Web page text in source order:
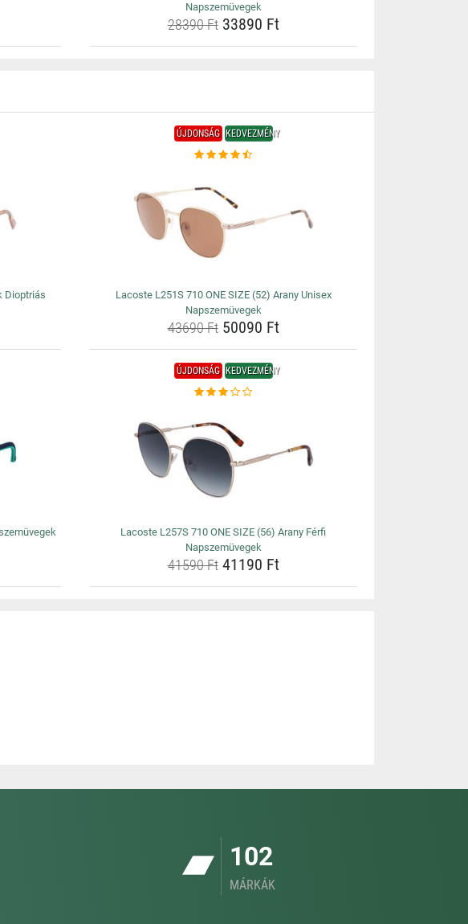
Napszemüvegek
28390 Ft33890 Ft
Dioptriás
ÚJDONSÁG KEDVEZMÉNY
Lacoste L251S 710 ONE SIZE (52) Arany Unisex
Napszemüvegek
43690 Ft50090 Ft
ÚJDONSÁG KEDVEZMÉNY
Lacoste L257S 710 ONE SIZE (56) Arany Férfi
Napszemüvegek
41590 Ft41190 Ft
102
MÁRKÁK